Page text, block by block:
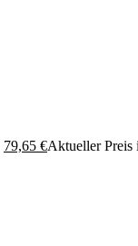
79,65 €Aktueller Preis